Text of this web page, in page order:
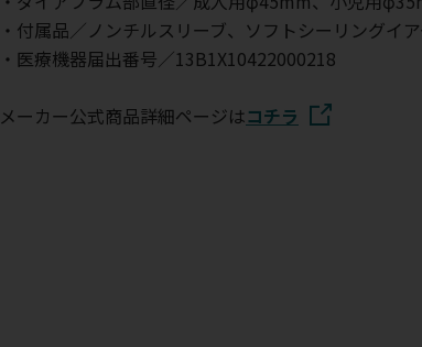
・付属品／ノンチルスリーブ、ソフトシーリングイ
・医療機器届出番号／13B1X10422000218
メーカー公式商品詳細ページはコチラ